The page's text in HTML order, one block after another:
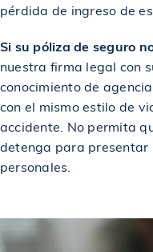
pérdida de ingreso de
Si su póliza de seguro
nuestra firma legal con
conocimiento de
con el mismo estilo de
accidente. No permita
detenga para presentar
personales.
$2,500,000
$2,500,000